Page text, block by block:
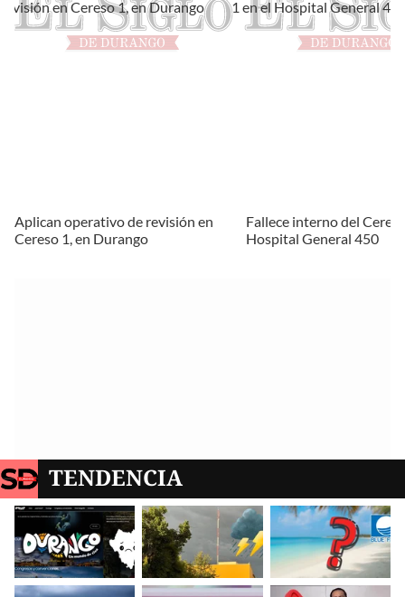
Aplican operativo de revisión en
Cereso 1, en Durango
Fallece interno del
Hospital General 450
TENDENCIA